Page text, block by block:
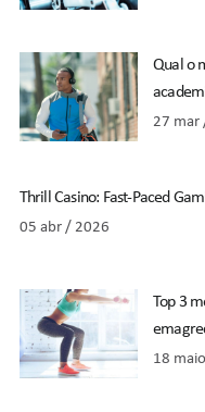
Qual o
27 mar
Thrill Casino: Fast‑Paced
05 abr / 2026
Top 3
18